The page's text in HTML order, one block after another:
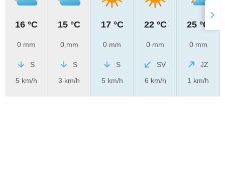
16 °C
0 mm
S
5 km/h
15 °C
0 mm
S
3 km/h
17 °C
0 mm
S
5 km/h
22 °C
0 mm
SV
6 km/h
25 °C
0 mm
JZ
1 km/h